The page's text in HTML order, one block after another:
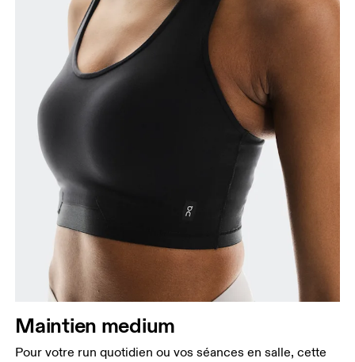
Maintien medium
Pour votre run quotidien ou vos séances en salle, cette